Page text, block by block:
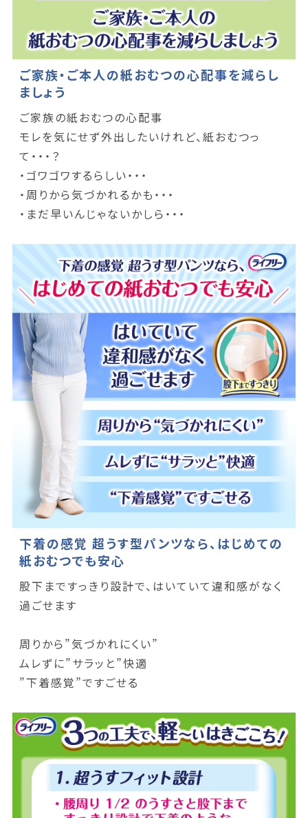
ご家族・ご本人の紙おむつの心配事を減らし
ましょう
ご家族の紙おむつの心配事
モレを気にせず外出したいけれど、紙おむつっ
て・・・？
・ゴワゴワするらしい・・・
・周りから気づかれるかも・・・
・まだ早いんじゃないかしら・・・
下着の感覚 超うす型パンツなら、はじめての
紙おむつでも安心
股下まですっきり設計で、はいていて違和感がなく
過ごせます
周りから”気づかれにくい”
ムレずに”サラッと”快適
”下着感覚”ですごせる